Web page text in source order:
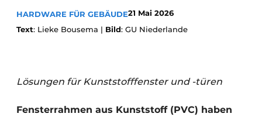
Einladung zu einem Rundtischgespräch - 20 Jahre
Profil
Werben
HARDWARE FÜR GEBÄUDE21 Mai 2026
Text: Lieke Bousema | Bild: GU Niederlande
Lösungen für Kunststofffenster und -türen
Fensterrahmen aus Kunststoff (PVC) haben